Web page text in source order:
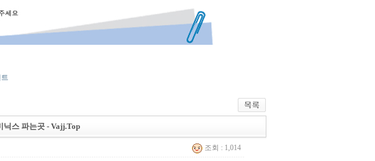
닉스 파는곳 - Vajj.Top
조회 : 1,014